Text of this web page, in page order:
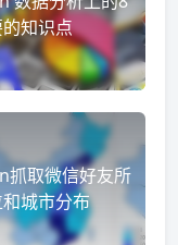
知识点
抓取微信好友所
城市分布